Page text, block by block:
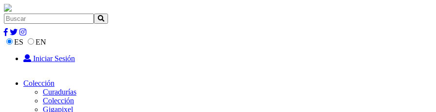
ES
EN
Iniciar Sesión
Colección
Curadurías
Colección
Gigapixel